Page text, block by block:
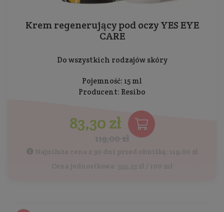
Krem regenerujący pod oczy YES EYE
CARE
Do wszystkich rodzajów skóry
Pojemność: 15 ml
Producent: Resibo
83,30 zł
119,00 zł
Najniższa cena z 30 dni przed obniżką: 119,00 zł
Cena jednostkowa: 555,33 zł / 100 ml